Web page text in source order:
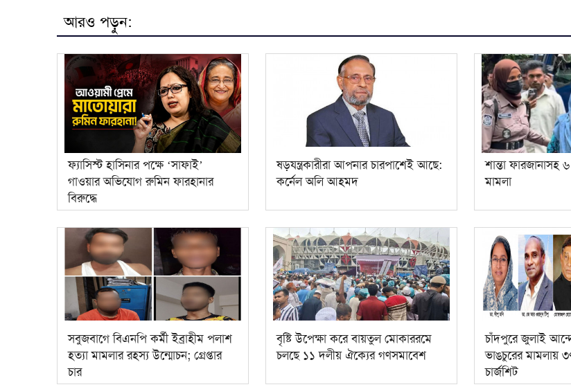
আরও পড়ুন:
ফ্যাসিস্ট হাসিনার পক্ষে ‘সাফাই’
গাওয়ার অভিযোগ রুমিন ফারহানার
বিরুদ্ধে
ষড়যন্ত্রকারীরা আপনার চারপাশেই আছে:
কর্নেল অলি আহমদ
শান্তা ফারজানাসহ
মামলা
সবুজবাগে বিএনপি কর্মী ইব্রাহীম পলাশ
হত্যা মামলার রহস্য উন্মোচন; গ্রেপ্তার
চার
বৃষ্টি উপেক্ষা করে বায়তুল মোকাররমে
চলছে ১১ দলীয় ঐক্যের গণসমাবেশ
চাঁদপুরে জুলাই
ভাঙচুরের মামলায়
চার্জশিট